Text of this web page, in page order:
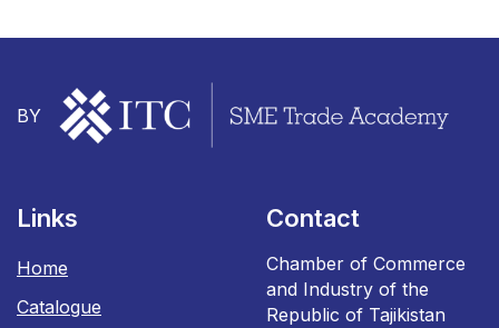
BY
Links
Home
Catalogue
Contact
Chamber of Commerce
and Industry of the
Republic of Tajikistan